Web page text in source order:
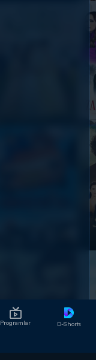
Programlar D-Shorts